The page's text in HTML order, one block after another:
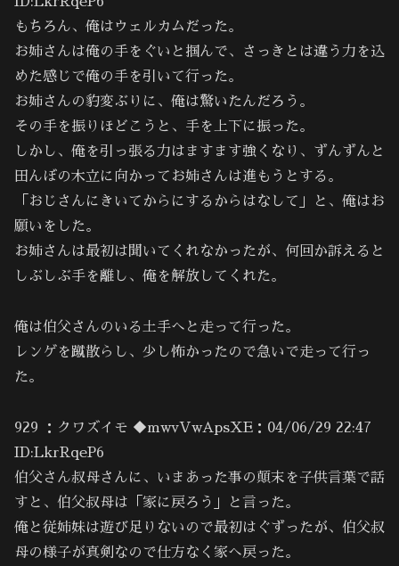
もちろん、俺はウェルカムだった。
お姉さんは俺の手をぐいと掴んで、さっきとは違う力を込
めた感じで俺の手を引いて行った。
お姉さんの豹変ぶりに、俺は驚いたんだろう。
その手を振りほどこうと、手を上下に振った。
しかし、俺を引っ張る力はますます強くなり、ずんずんと
田んぼの木立に向かってお姉さんは進もうとする。
「おじさんにきいてからにするからはなして」と、俺はお
願いをした。
お姉さんは最初は聞いてくれなかったが、何回か訴えると
しぶしぶ手を離し、俺を解放してくれた。
俺は伯父さんのいる土手へと走って行った。
レンゲを蹴散らし、少し怖かったので急いで走って行っ
た。
929 ：クワズイモ ◆mwvVwApsXE：04/06/29 22:47
ID:LkrRqeP6
伯父さん叔母さんに、いまあった事の顛末を子供言葉で話
すと、伯父叔母は「家に戻ろう」と言った。
俺と従姉妹は遊び足りないので最初はぐずったが、伯父叔
母の様子が真剣なので仕方なく家へ戻った。